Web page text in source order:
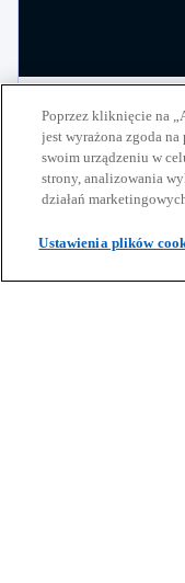
KPMG Law -
Od prawie 30 lat
doradztwa
zagranicznych
Dowiedz się
Poprzez kliknięcie na
jest wyrażona zgoda
swoim urządzeniu w
strony, analizowania
działań
Ustawienia plików